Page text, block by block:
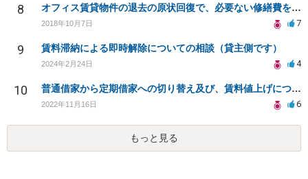
8 オフィス賃貸物件の退去の原状回復で、必要ない修繕費を請求されている
2018年10月7日 7
9 賃料滞納による即時解除についての相談（貸主側です）
2024年2月24日 4
10 普通借家から定期借家への切り替え及び、賃料値上げについて
2022年11月16日 6
もっと見る